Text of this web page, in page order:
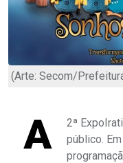
(Arte: Secom/
A
2ª
público.